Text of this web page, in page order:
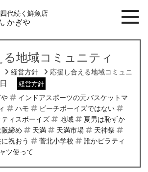
代続く鮮魚店
かぎや
地域コミュニティ
経営方針 応援し合える地域コミュニティ
経営方針
インドアスポーツの元バスケットマ
ハモ
ビーチボーイズではない
ィスボーイズ
地域
夏男は恥ずか
締め 天満 天満市場
天神祭
祝おう
菅北小学校
誰かピラティ
ツ使って